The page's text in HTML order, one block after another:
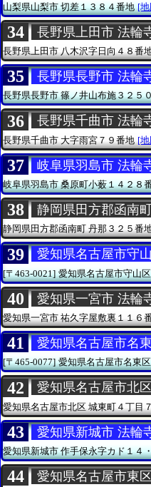
山梨県山梨市切差１３８４番地 [
34 長野県上田市 法輪
長野県上田市八木沢字日向４８番
35 長野県長野市 法輪
長野県長野市篠ノ井山布施３２５
36 長野県千曲市 法輪
長野県千曲市 大字雨宮７９番地 [
37 岐阜県羽島市 法輪
岐阜県羽島市桑原町小薮１４２８
38 静岡県田方郡函南
静岡県田方郡函南町丹那３２５番
39 愛知県名古屋市守
[〒463-0021] 愛知県名古屋市守山区
40 愛知県一宮市 法輪
愛知県一宮市祐久字屋敷裏１１６
41 愛知県名古屋市名
[〒465-0077] 愛知県名古屋市名東区
42 愛知県名古屋市北
愛知県名古屋市北区 城東町４丁目
43 愛知県新城市 法輪
愛知県新城市作手保永字カド１４
44 愛知県名古屋市東